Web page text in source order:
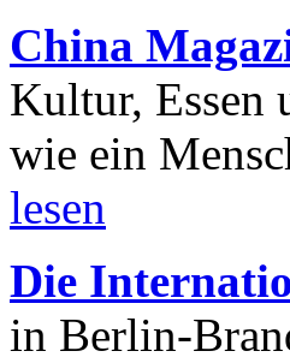
China
Kultur, Essen
wie ein
lesen
Die
in Berlin-